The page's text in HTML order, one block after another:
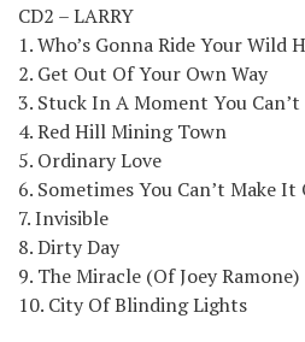
CD2 – LARRY
1. Who’s Gonna Ride Your Wild
2. Get Out Of Your Own Way
3. Stuck In A Moment You
4. Red Hill Mining Town
5. Ordinary Love
6. Sometimes You Can’t Make
7. Invisible
8. Dirty Day
9. The Miracle (Of Joey Ramone)
10. City Of Blinding Lights